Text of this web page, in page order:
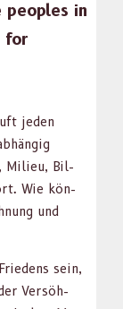
in
for
jeden
Milieu, Bil­
Wie kön­
und
sein,
Ver­söh­